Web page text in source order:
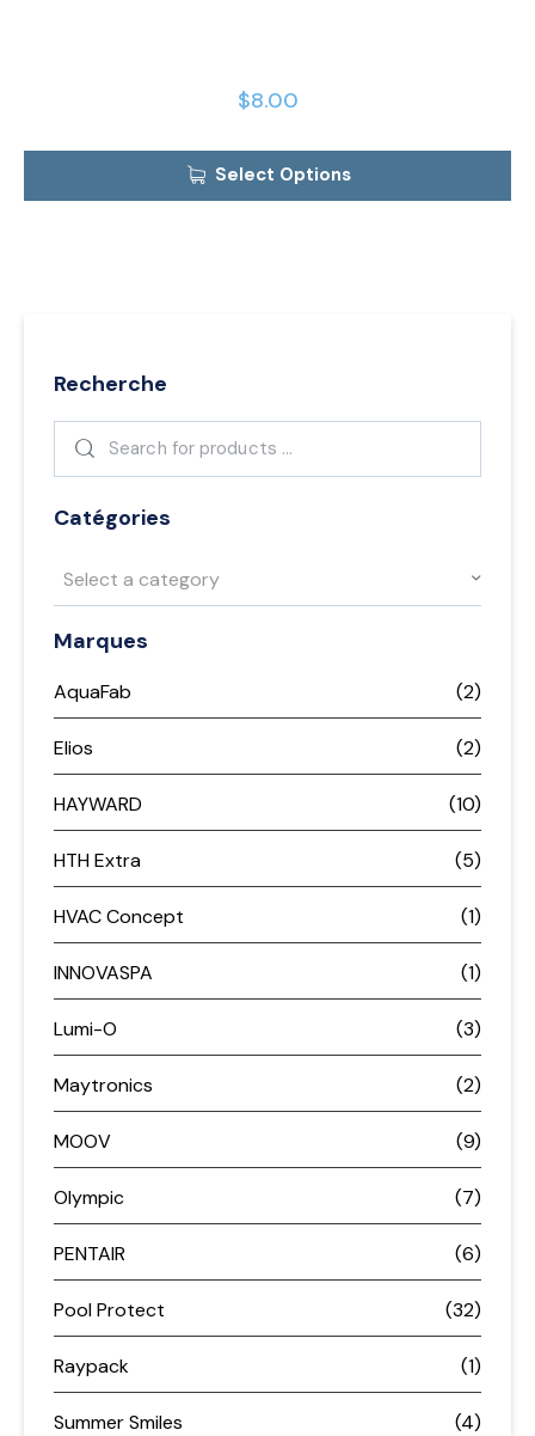
$8.00
Select Options
Recherche
Catégories
Select a category
Marques
AquaFab (2)
Elios (2)
HAYWARD (10)
HTH Extra (5)
HVAC Concept (1)
INNOVASPA (1)
Lumi-O (3)
Maytronics (2)
MOOV (9)
Olympic (7)
PENTAIR (6)
Pool Protect (32)
Raypack (1)
Summer Smiles (4)